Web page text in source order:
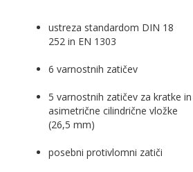
ustreza standardom DIN 18
252 in EN 1303
6 varnostnih zatičev
5 varnostnih zatičev za kratke in
asimetrične cilindrične vložke
(26,5 mm)
posebni protivlomni zatiči